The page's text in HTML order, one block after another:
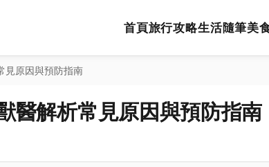
首頁旅行攻略生活隨筆美
見原因與預防指南
醫解析常見原因與預防指南